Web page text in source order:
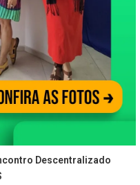
Descentralizado